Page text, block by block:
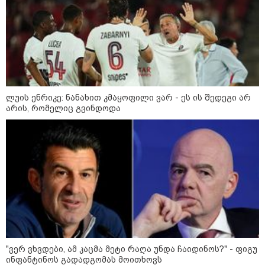
10:52 / 06-08-2026
ვაშინგტონს რაკეტების დეფიციტი აქვს? -
მედიის ცნობით, დონალდ ტრამპი პიტ
ჰეგსეთს დაუპირისპირდა: დეტალები
“არ მინდა, ბაიდენივით
სცენიდან გადავარდეს“ -
ლუის ენრიკე: ნანახით კმაყოფილი ვარ - ეს ის შედეგი არ
არის, რომელიც გვინდოდა
"ვერ ვხვდები, ამ კაცმა მეტი რაღა უნდა ჩაიდინოს?" - ფიგუ
ინფანტინოს გადადგომას მოითხოვს